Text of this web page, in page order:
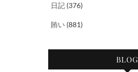
日記 (376)
賄い (881)
BLOG